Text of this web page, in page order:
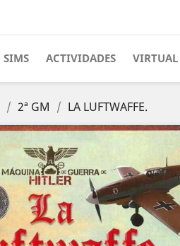
SIMS ACTIVIDADES VIRTUAL
2ª GM LA LUFTWAFFE.